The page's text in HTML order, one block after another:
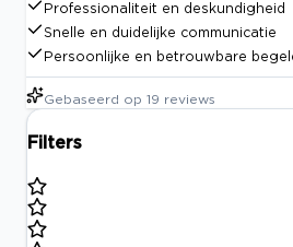
Professionaliteit en deskundigheid
Snelle en duidelijke communicatie
Persoonlijke en betrouwbare
Gebaseerd op 19 reviews
Filters